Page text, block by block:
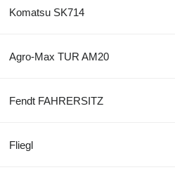
Komatsu SK714
Agro-Max TUR AM20
Fendt FAHRERSITZ
Fliegl